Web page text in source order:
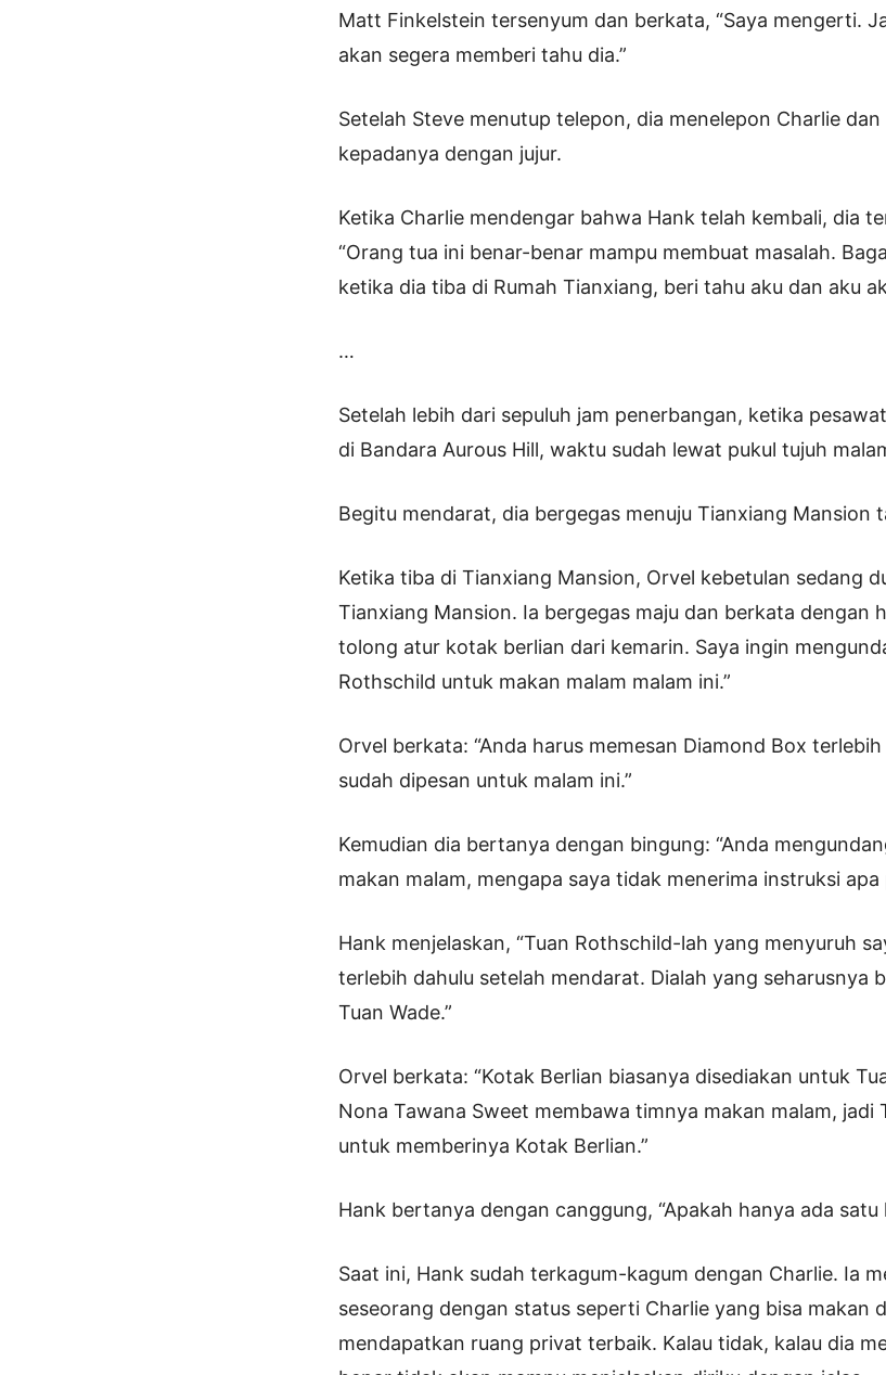
Matt Finkelstein tersenyum dan berkata, “Saya mengerti.
akan segera memberi tahu dia.”
Setelah Steve menutup telepon, dia menelepon Charlie
kepadanya dengan jujur.
Ketika Charlie mendengar bahwa Hank telah kembali, dia
“Orang tua ini benar-benar mampu membuat masalah.
ketika dia tiba di Rumah Tianxiang, beri tahu aku dan aku
…
Setelah lebih dari sepuluh jam penerbangan, ketika
di Bandara Aurous Hill, waktu sudah lewat pukul tujuh
Begitu mendarat, dia bergegas menuju Tianxiang Mansion
Ketika tiba di Tianxiang Mansion, Orvel kebetulan sedang
Tianxiang Mansion. Ia bergegas maju dan berkata dengan
tolong atur kotak berlian dari kemarin. Saya ingin
Rothschild untuk makan malam malam ini.”
Orvel berkata: “Anda harus memesan Diamond Box
sudah dipesan untuk malam ini.”
Kemudian dia bertanya dengan bingung: “Anda
makan malam, mengapa saya tidak menerima instruksi apa
Hank menjelaskan, “Tuan Rothschild-lah yang menyuruh
terlebih dahulu setelah mendarat. Dialah yang seharusnya
Tuan Wade.”
Orvel berkata: “Kotak Berlian biasanya disediakan untuk
Nona Tawana Sweet membawa timnya makan malam, jadi
untuk memberinya Kotak Berlian.”
Hank bertanya dengan canggung, “Apakah hanya ada satu
Saat ini, Hank sudah terkagum-kagum dengan Charlie. Ia
seseorang dengan status seperti Charlie yang bisa makan
mendapatkan ruang privat terbaik. Kalau tidak, kalau dia